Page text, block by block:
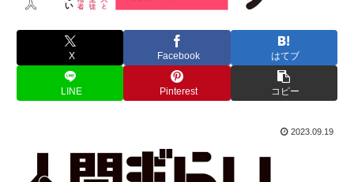
X Facebook はてブ
LINE Pinterest コピー
2023.09.19